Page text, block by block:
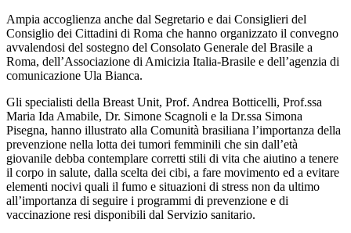
Ampia accoglienza anche dal Segretario e dai Consiglieri del
Consiglio dei Cittadini di Roma che hanno organizzato il convegno
avvalendosi del sostegno del Consolato Generale del Brasile a
Roma, dell’Associazione di Amicizia Italia-Brasile e dell’agenzia di
comunicazione Ula Bianca.
Gli specialisti della Breast Unit, Prof. Andrea Botticelli, Prof.ssa
Maria Ida Amabile, Dr. Simone Scagnoli e la Dr.ssa Simona
Pisegna, hanno illustrato alla Comunità brasiliana l’importanza della
prevenzione nella lotta dei tumori femminili che sin dall’età
giovanile debba contemplare corretti stili di vita che aiutino a tenere
il corpo in salute, dalla scelta dei cibi, a fare movimento ed a evitare
elementi nocivi quali il fumo e situazioni di stress non da ultimo
all’importanza di seguire i programmi di prevenzione e di
vaccinazione resi disponibili dal Servizio sanitario.